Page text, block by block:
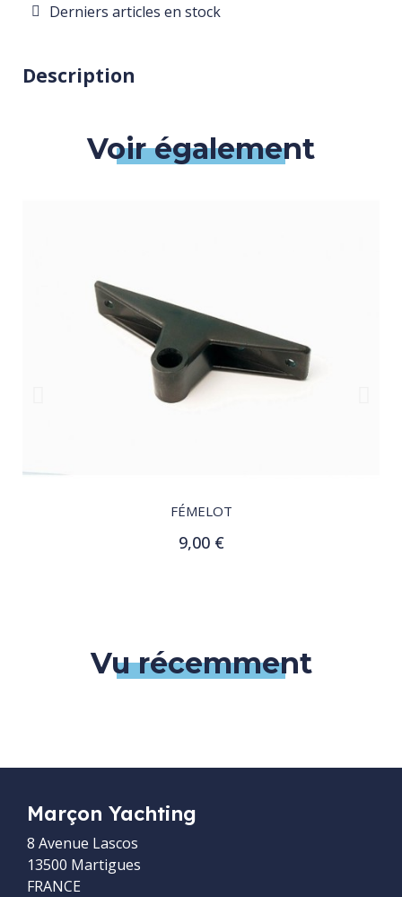
Derniers articles en stock
Description
Voir également
FÉMELOT
9,00 €
Ajouter au panier
Vu récemment
Marçon Yachting
8 Avenue Lascos
13500 Martigues
FRANCE